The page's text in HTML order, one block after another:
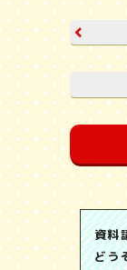
資料
どう